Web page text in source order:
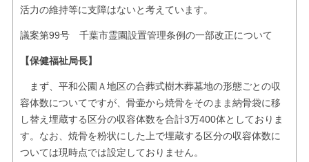
活力の維持等に支障はないと考えています。
議案第99号 千葉市霊園設置管理条例の一部改正について
【保健福祉局長】
まず、平和公園Ａ地区の合葬式樹木葬墓地の形態ごとの収
容体数についてですが、骨壷から焼骨をそのまま納骨袋に移
し替え埋蔵する区分の収容体数を合計3万400体としておりま
す。なお、焼骨を粉状にした上で埋蔵する区分の収容体数に
ついては現時点では設定しておりません。